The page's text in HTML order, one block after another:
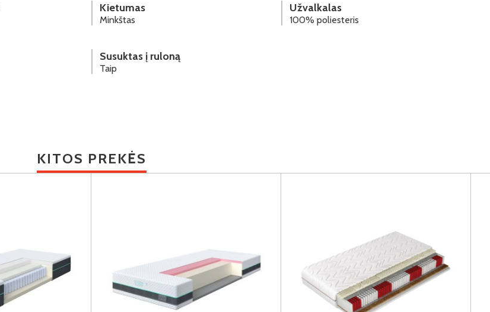
Kietumas
Minkštas
Užvalkalas
100% poliesteris
Susuktas į ruloną
Taip
KITOS PREKĖS